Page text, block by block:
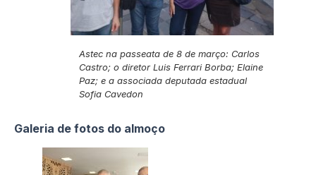
Astec na passeata de 8 de março: Carlos
Castro; o diretor Luis Ferrari Borba; Elaine
Paz; e a associada deputada estadual
Sofia Cavedon
Galeria de fotos do almoço